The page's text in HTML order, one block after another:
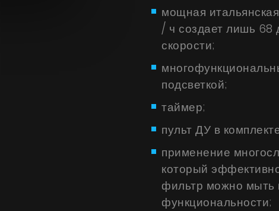
мощная
/ ч создает лишь 68
скорости;
подсветкой;
таймер;
пульт ДУ в
применение
который
фильтр можно мыть
функциональности;